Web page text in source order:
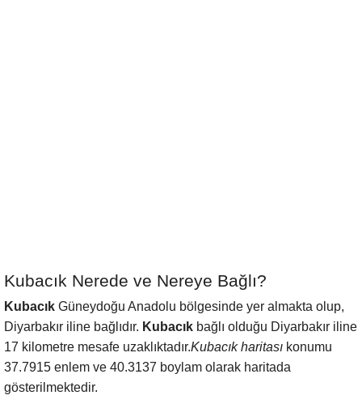
Kubacık Nerede ve Nereye Bağlı?
Kubacık Güneydoğu Anadolu bölgesinde yer almakta olup,
Diyarbakır iline bağlıdır. Kubacık bağlı olduğu Diyarbakır iline
17 kilometre mesafe uzaklıktadır.Kubacık haritası konumu
37.7915 enlem ve 40.3137 boylam olarak haritada
gösterilmektedir.